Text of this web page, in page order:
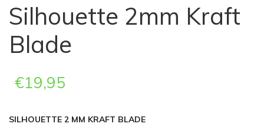
Silhouette 2mm Kraft
Blade
€19,95
SILHOUETTE 2 MM KRAFT BLADE